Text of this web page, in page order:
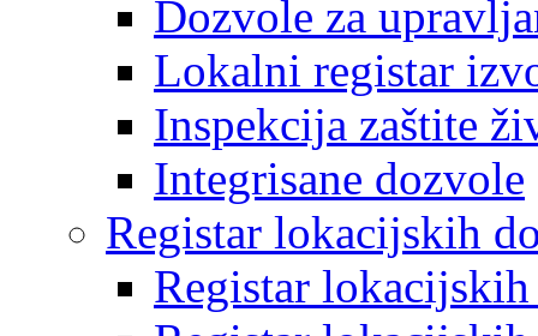
Dozvole za
Lokalni registar
Inspekcija zaštite
Integrisane dozvole
Registar lokacijskih
Registar